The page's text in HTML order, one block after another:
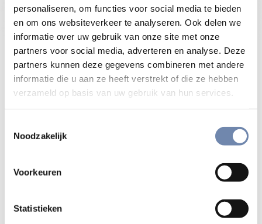
personaliseren, om functies voor social media te bieden
en om ons websiteverkeer te analyseren. Ook delen we
informatie over uw gebruik van onze site met onze
partners voor social media, adverteren en analyse. Deze
partners kunnen deze gegevens combineren met andere
informatie die u aan ze heeft verstrekt of die ze hebben
verzameld op basis van uw gebruik van hun services.
Noodzakelijk
Voorkeuren
Statistieken
Op Ignis webmagazine vind je meditaties, columns,
interviews, essays, video’s en podcasts.
Igniskijkt vanuit de eeuwenoude ignatiaanse spiritualiteit
naar het christelijk geloof en de wereld om ons heen. Ignis
informeert en reikt verdieping aan in columns, essays en
meditaties. Zo hoopt de redactie van Ignis jou te
Bijvoorbeeld om uw leven als gelovige te verrijken en